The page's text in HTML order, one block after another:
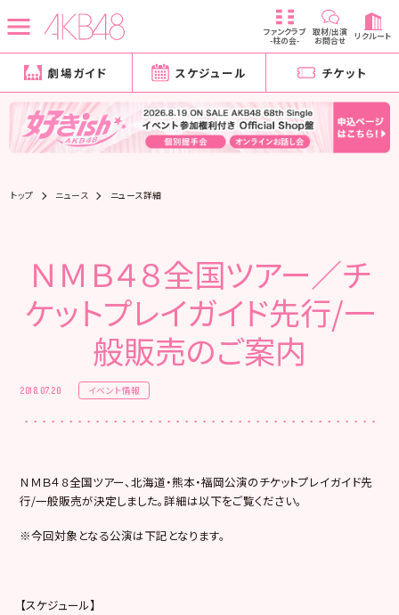
ファンクラブ
-柱の会-
取材/出演
お問合せ リクルート
劇場ガイド スケジュール チケット
トップ ニュース ニュース詳細
ＮＭＢ４８全国ツアー／チ
ケットプレイガイド先行/一
般販売のご案内
2018.07.20 イベント情報
ＮＭＢ４８全国ツアー、北海道・熊本・福岡公演のチケットプレイガイド先
行/一般販売が決定しました。詳細は以下をご覧ください。
※今回対象となる公演は下記となります。
【スケジュール】